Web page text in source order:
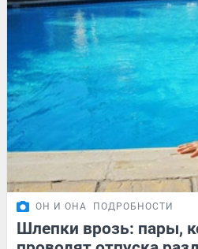
ОН И ОНА ПОДРОБНОСТИ
Шлепки врозь: пары,